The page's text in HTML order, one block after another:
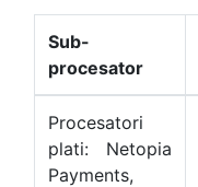
Sub-
procesator
Procesatori
plati: Netopia
Payments,